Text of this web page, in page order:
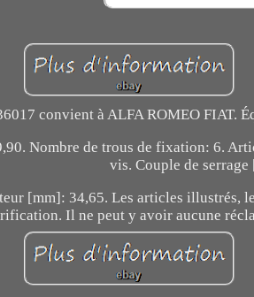
convient à ALFA ROMEO FIAT.
Nombre de trous de fixation: 6.
vis. Couple de
[mm]: 34,65. Les articles illustrés,
Il ne peut y avoir aucune